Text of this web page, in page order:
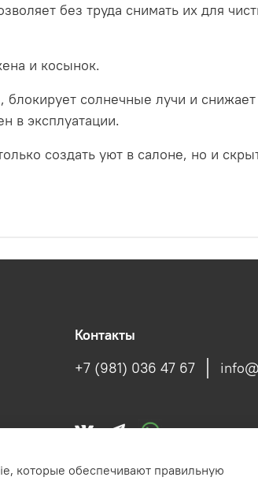
без труда снимать их для
и косынок.
солнечные лучи и
в эксплуатации.
создать уют в салоне, но и
Контакты
+7 (981) 036 47 67
которые обеспечивают правильную